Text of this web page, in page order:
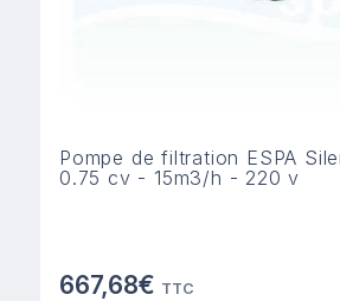
Pompe de filtration ESPA
0.75 cv - 15m3/h - 220 v
667,68€ TTC